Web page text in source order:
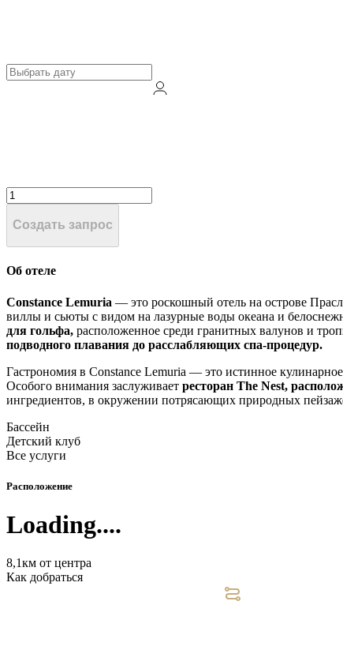
Создать запрос
Об отеле
Constance Lemuria — это роскошный отель на острове
виллы и сьюты с видом на лазурные воды океана и
для гольфа, расположенное среди гранитных валунов и
подводного плавания до расслабляющих спа-процедур.
Гастрономия в Constance Lemuria — это истинное
Особого внимания заслуживает ресторан The Nest,
ингредиентов, в окружении потрясающих природных
Бассейн
Детский клуб
Все услуги
Расположение
Loading....
8,1км от центра
Как добраться